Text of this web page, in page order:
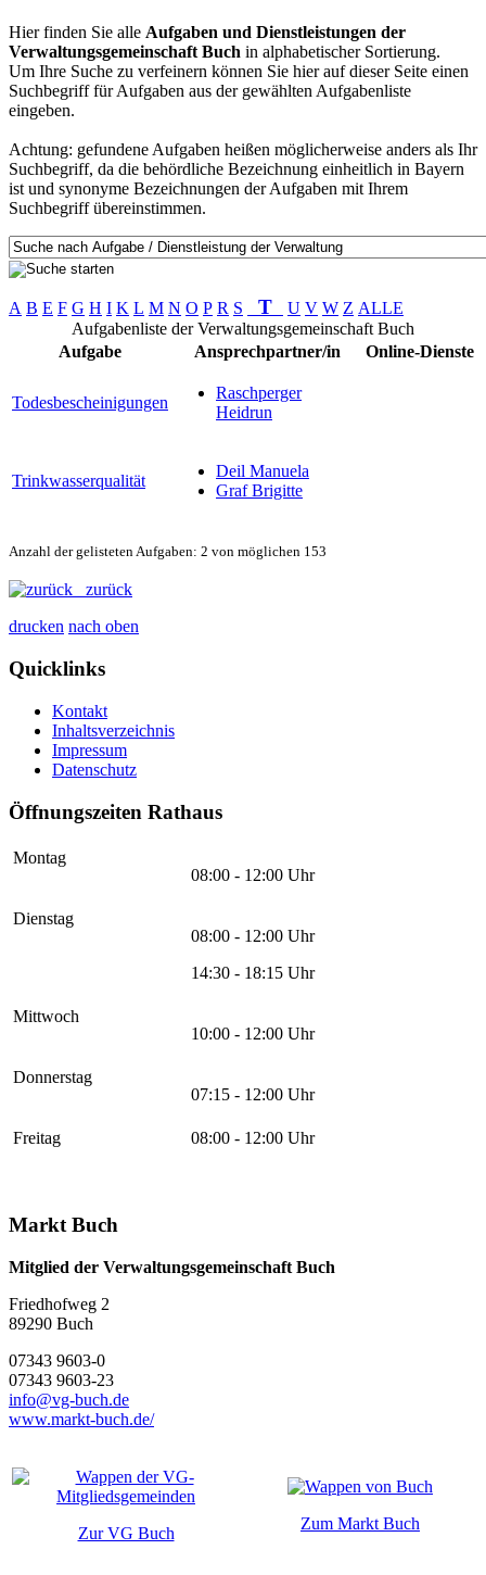
Hier finden Sie alle Aufgaben und Dienstleistungen der
Verwaltungsgemeinschaft Buch in alphabetischer Sortierung.
Um Ihre Suche zu verfeinern können Sie hier auf dieser Seite einen
Suchbegriff für Aufgaben aus der gewählten Aufgabenliste
eingeben.
Achtung: gefundene Aufgaben heißen möglicherweise anders als Ihr
Suchbegriff, da die behördliche Bezeichnung einheitlich in Bayern
ist und synonyme Bezeichnungen der Aufgaben mit Ihrem
Suchbegriff übereinstimmen.
A B E F G H I K L M N O P R S T U V W Z ALLE
Aufgabenliste der Verwaltungsgemeinschaft Buch
Aufgabe
Ansprechpartner/in Online-Dienste
Todesbescheinigungen
Raschperger
Heidrun
Trinkwasserqualität
Deil Manuela
Graf Brigitte
Anzahl der gelisteten Aufgaben: 2 von möglichen 153
zurück
drucken nach oben
Quicklinks
Kontakt
Inhaltsverzeichnis
Impressum
Datenschutz
Öffnungszeiten Rathaus
Montag
08:00 - 12:00 Uhr
Dienstag
08:00 - 12:00 Uhr
14:30 - 18:15 Uhr
Mittwoch
10:00 - 12:00 Uhr
Donnerstag
07:15 - 12:00 Uhr
Freitag 08:00 - 12:00 Uhr
Markt Buch
Mitglied der Verwaltungsgemeinschaft Buch
Friedhofweg 2
89290 Buch
07343 9603-0
07343 9603-23
info@vg-buch.de
www.markt-buch.de/
Zur VG Buch
Zum Markt Buch